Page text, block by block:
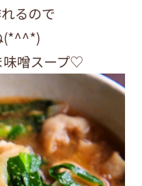
るので
(*^^*)
噌スープ♡